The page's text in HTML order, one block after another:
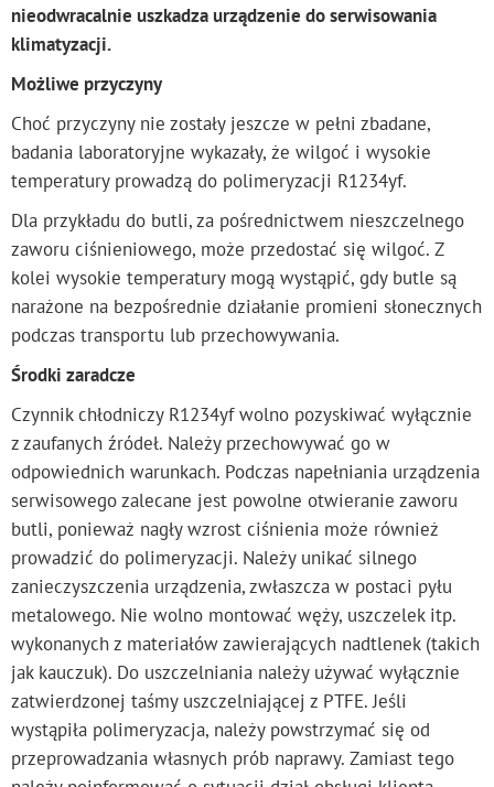
nieodwracalnie uszkadza urządzenie do serwisowania
klimatyzacji.
Możliwe przyczyny
Choć przyczyny nie zostały jeszcze w pełni zbadane,
badania laboratoryjne wykazały, że wilgoć i wysokie
temperatury prowadzą do polimeryzacji R1234yf.
Dla przykładu do butli, za pośrednictwem nieszczelnego
zaworu ciśnieniowego, może przedostać się wilgoć. Z
kolei wysokie temperatury mogą wystąpić, gdy butle są
narażone na bezpośrednie działanie promieni słonecznych
podczas transportu lub przechowywania.
Środki zaradcze
Czynnik chłodniczy R1234yf wolno pozyskiwać wyłącznie
z zaufanych źródeł. Należy przechowywać go w
odpowiednich warunkach. Podczas napełniania urządzenia
serwisowego zalecane jest powolne otwieranie zaworu
butli, ponieważ nagły wzrost ciśnienia może również
prowadzić do polimeryzacji. Należy unikać silnego
zanieczyszczenia urządzenia, zwłaszcza w postaci pyłu
metalowego. Nie wolno montować węży, uszczelek itp.
wykonanych z materiałów zawierających nadtlenek (takich
jak kauczuk). Do uszczelniania należy używać wyłącznie
zatwierdzonej taśmy uszczelniającej z PTFE. Jeśli
wystąpiła polimeryzacja, należy powstrzymać się od
przeprowadzania własnych prób naprawy. Zamiast tego